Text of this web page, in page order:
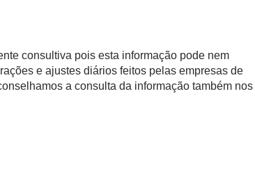
consultiva pois esta informação pode nem
e ajustes diários feitos pelas empresas de
a consulta da informação também nos